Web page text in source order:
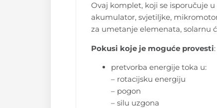
Ovaj komplet, koji se isporučuje
akumulator, svjetiljke,
za umetanje elemenata, solarnu
Pokusi koje je moguće provesti:
pretvorba energije toka u:
– rotacijsku energiju
– pogon
– silu uzgona